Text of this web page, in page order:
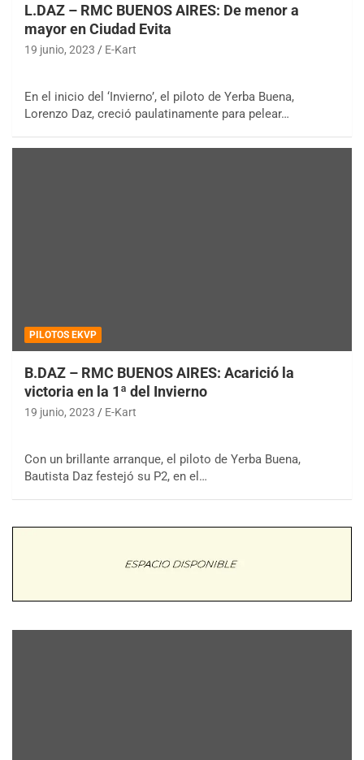
L.DAZ – RMC BUENOS AIRES: De menor a
mayor en Ciudad Evita
19 junio, 2023 E-Kart
En el inicio del ‘Invierno’, el piloto de Yerba Buena,
Lorenzo Daz, creció paulatinamente para pelear…
PILOTOS EKVP
B.DAZ – RMC BUENOS AIRES: Acarició la
victoria en la 1ª del Invierno
19 junio, 2023 E-Kart
Con un brillante arranque, el piloto de Yerba Buena,
Bautista Daz festejó su P2, en el…